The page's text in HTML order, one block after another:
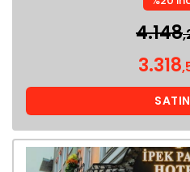
4.148
3.318